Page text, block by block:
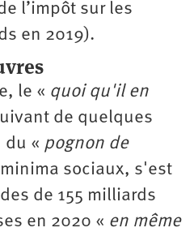
l’impôt sur les
en 2019).
le « quoi qu'il en
de quelques
du « pognon de
sociaux, s'est
de 155 milliards
en 2020 « en même